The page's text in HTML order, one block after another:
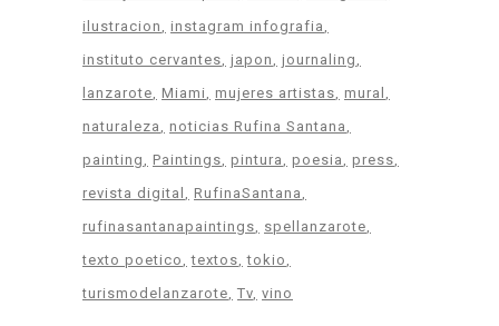
ilustracion
instagram infografia
instituto cervantes japon
journaling
lanzarote Miami mujeres artistas mural
naturaleza
noticias Rufina Santana
painting
Paintings pintura poesia
press
revista digital
RufinaSantana
rufinasantanapaintings
spellanzarote
texto poetico
textos tokio
turismodelanzarote Tv vino